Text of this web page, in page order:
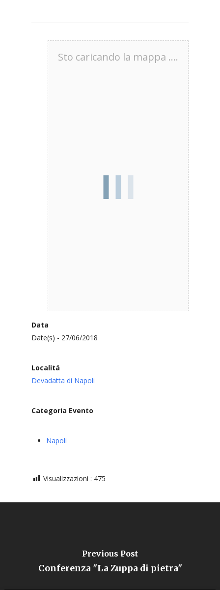
Sto caricando la mappa ....
Data
Date(s) - 27/06/2018
Localitá
Devadatta di Napoli
Categoria Evento
Napoli
Visualizzazioni : 475
Previous Post
Conferenza "La Zuppa di pietra"